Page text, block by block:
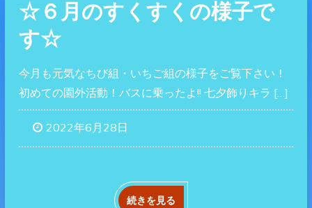
☆６月のすくすくの様子で
す☆
今月も元気なちび組・いちご組の様子をご覧下さい！
初めての園外活動！バスに乗ったよ!! 七夕飾りキラ […]
2022年6月28日
続きを見る